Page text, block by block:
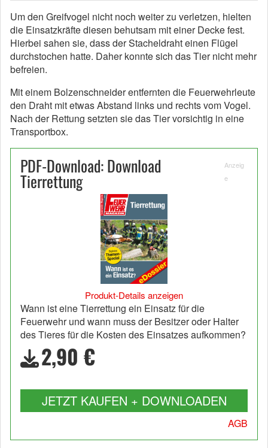
Um den Greifvogel nicht noch weiter zu verletzen, hielten
die Einsatzkräfte diesen behutsam mit einer Decke fest.
Hierbei sahen sie, dass der Stacheldraht einen Flügel
durchstochen hatte. Daher konnte sich das Tier nicht mehr
befreien.
Mit einem Bolzenschneider entfernten die Feuerwehrleute
den Draht mit etwas Abstand links und rechts vom Vogel.
Nach der Rettung setzten sie das Tier vorsichtig in eine
Transportbox.
PDF-Download: Download
Tierrettung
Anzeig
e
Produkt-Details anzeigen
Wann ist eine Tierrettung ein Einsatz für die
Feuerwehr und wann muss der Besitzer oder Halter
des Tieres für die Kosten des Einsatzes aufkommen?
2,90 €
JETZT KAUFEN + DOWNLOADEN
AGB